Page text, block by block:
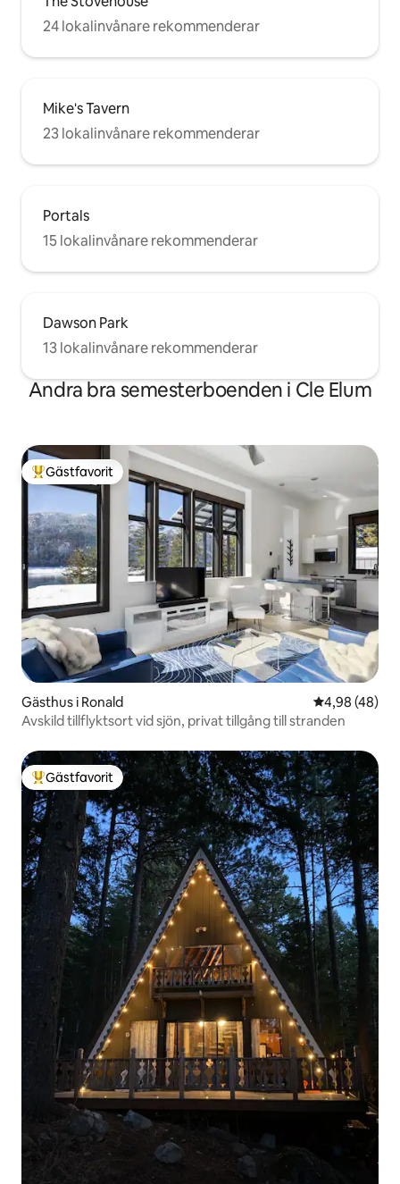
24 lokalinvånare rekommenderar
Mike's Tavern
23 lokalinvånare rekommenderar
Portals
15 lokalinvånare rekommenderar
Dawson Park
13 lokalinvånare rekommenderar
Andra bra semesterboenden i Cle Elum
Populär gästfavorit
Gästfavorit
Gästhus i Ronald 4,98 av 5 i
4,98 (48)
Avskild tillflyktsort vid sjön, privat tillgång till stranden
Populär gästfavorit
Gästfavorit